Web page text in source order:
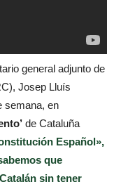
general adjunto de
Josep Lluís
semana, en
de Cataluña
Español»,
que
sin tener